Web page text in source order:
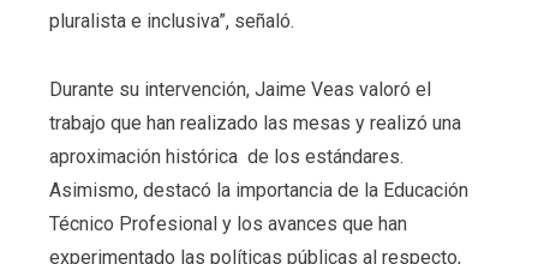
pluralista e inclusiva”, señaló.
Durante su intervención, Jaime Veas valoró el
trabajo que han realizado las mesas y realizó una
aproximación histórica de los estándares.
Asimismo, destacó la importancia de la Educación
Técnico Profesional y los avances que han
experimentado las políticas públicas al respecto,